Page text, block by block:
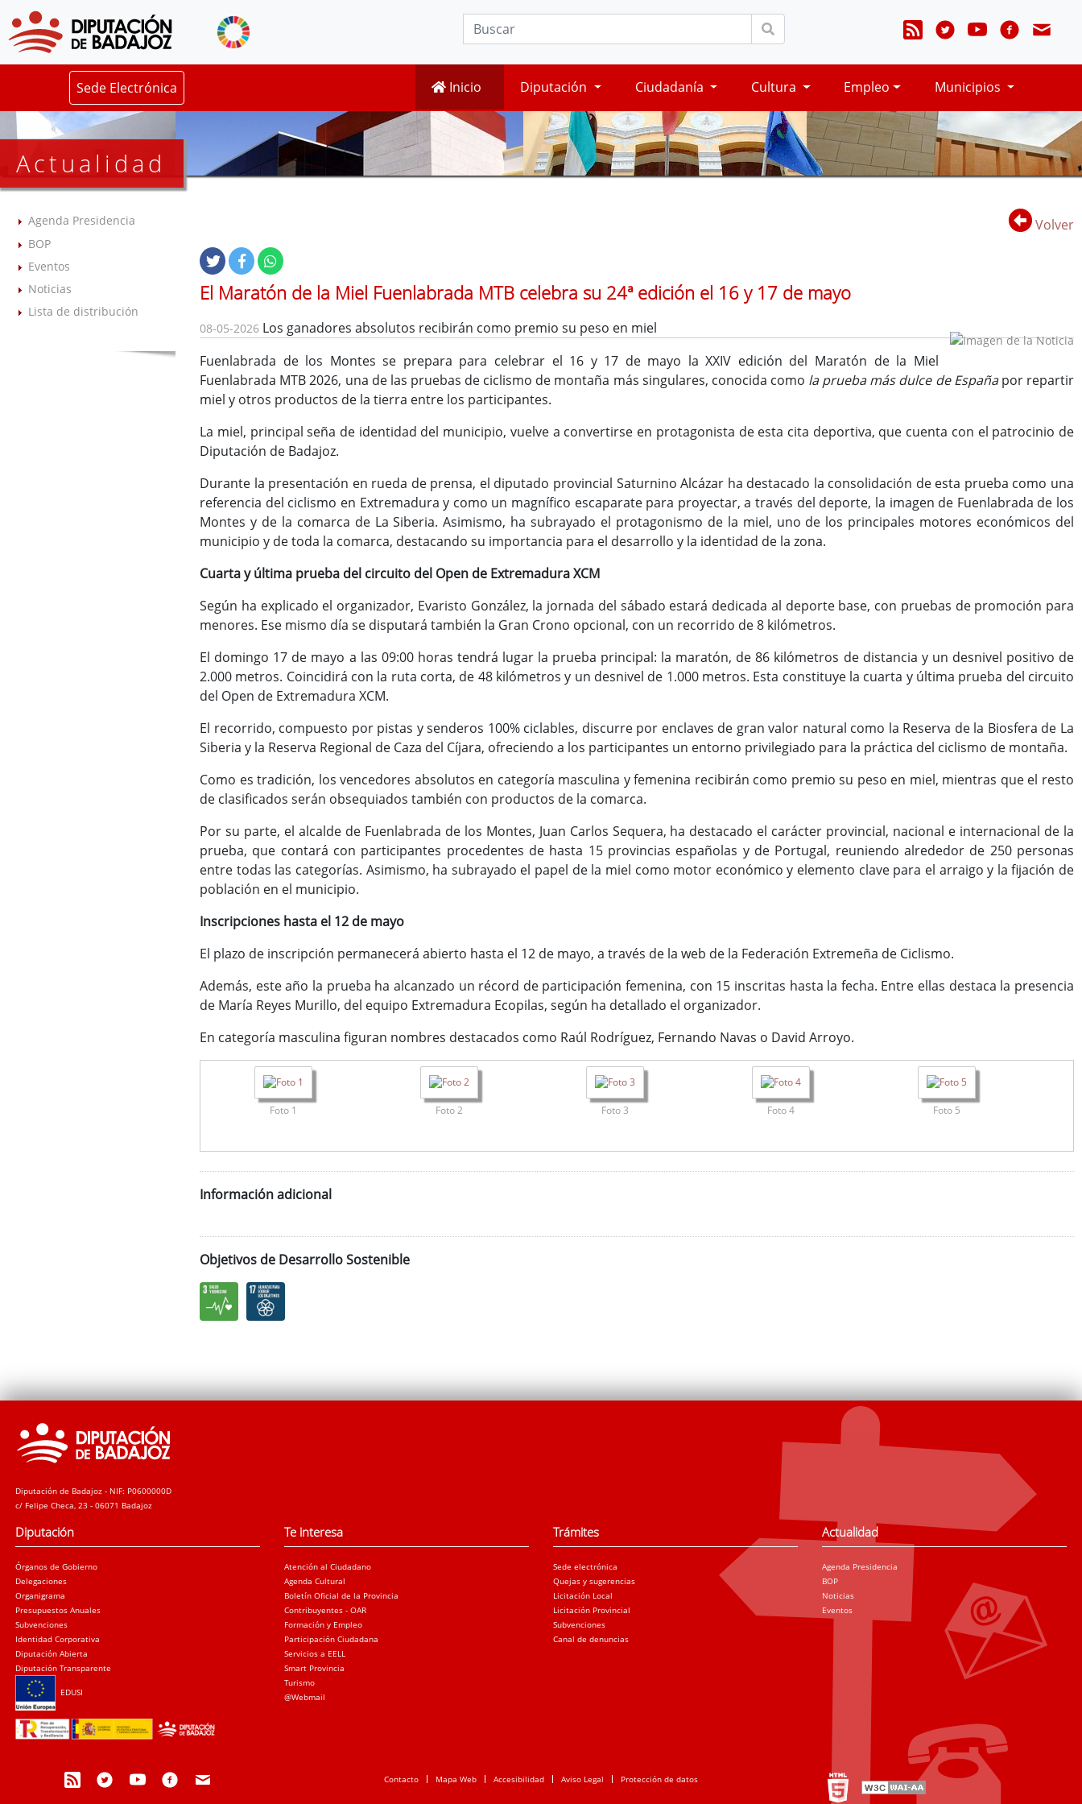
Sede Electrónica Inicio Diputación Ciudadanía Cultura Empleo Municipios
Actualidad
Agenda Presidencia
BOP
Eventos
Noticias
Lista de distribución
Volver
El Maratón de la Miel Fuenlabrada MTB celebra su 24ª edición el 16 y 17 de mayo
08-05-2026 Los ganadores absolutos recibirán como premio su peso en miel
Fuenlabrada de los Montes se prepara para celebrar el 16 y 17 de mayo la XXIV edición del Maratón de la Miel
Fuenlabrada MTB 2026, una de las pruebas de ciclismo de montaña más singulares, conocida como la prueba más dulce de Españapor repartir
miel y otros productos de la tierra entre los participantes.
La miel, principal seña de identidad del municipio, vuelve a convertirse en protagonista de esta cita deportiva, que cuenta con el patrocinio de
Diputación de Badajoz.
Durante la presentación en rueda de prensa, el diputado provincial Saturnino Alcázar ha destacado la consolidación de esta prueba como una
referencia del ciclismo en Extremadura y como un magnífico escaparate para proyectar, a través del deporte, la imagen de Fuenlabrada de los
Montes y de la comarca de La Siberia. Asimismo, ha subrayado el protagonismo de la miel, uno de los principales motores económicos del
municipio y de toda la comarca, destacando su importancia para el desarrollo y la identidad de la zona.
Cuarta y última prueba del circuito del Open de Extremadura XCM
Según ha explicado el organizador, Evaristo González, la jornada del sábado estará dedicada al deporte base, con pruebas de promoción para
menores. Ese mismo día se disputará también la Gran Crono opcional, con un recorrido de 8 kilómetros.
El domingo 17 de mayo a las 09:00 horas tendrá lugar la prueba principal: la maratón, de 86 kilómetros de distancia y un desnivel positivo de
2.000 metros. Coincidirá con la ruta corta, de 48 kilómetros y un desnivel de 1.000 metros. Esta constituye la cuarta y última prueba del circuito
del Open de Extremadura XCM.
El recorrido, compuesto por pistas y senderos 100% ciclables, discurre por enclaves de gran valor natural como la Reserva de la Biosfera de La
Siberia y la Reserva Regional de Caza del Cíjara, ofreciendo a los participantes un entorno privilegiado para la práctica del ciclismo de montaña.
Como es tradición, los vencedores absolutos en categoría masculina y femenina recibirán como premio su peso en miel, mientras que el resto
de clasificados serán obsequiados también con productos de la comarca.
Por su parte, el alcalde de Fuenlabrada de los Montes, Juan Carlos Sequera, ha destacado el carácter provincial, nacional e internacional de la
prueba, que contará con participantes procedentes de hasta 15 provincias españolas y de Portugal, reuniendo alrededor de 250 personas
entre todas las categorías. Asimismo, ha subrayado el papel de la miel como motor económico y elemento clave para el arraigo y la fijación de
población en el municipio.
Inscripciones hasta el 12 de mayo
El plazo de inscripción permanecerá abierto hasta el 12 de mayo, a través de la web de la Federación Extremeña de Ciclismo.
Además, este año la prueba ha alcanzado un récord de participación femenina, con 15 inscritas hasta la fecha. Entre ellas destaca la presencia
de María Reyes Murillo, del equipo Extremadura Ecopilas, según ha detallado el organizador.
En categoría masculina figuran nombres destacados como Raúl Rodríguez, Fernando Navas o David Arroyo.
Foto 1 Foto 2 Foto 3 Foto 4 Foto 5
Información adicional
Objetivos de Desarrollo Sostenible
Diputación de Badajoz - NIF: P0600000D
c/ Felipe Checa, 23 - 06071 Badajoz
Diputación
Órganos de Gobierno
Delegaciones
Organigrama
Presupuestos Anuales
Subvenciones
Identidad Corporativa
Diputación Abierta
Diputación Transparente
EDUSI
Te interesa
Atención al Ciudadano
Agenda Cultural
Boletín Oficial de la Provincia
Contribuyentes - OAR
Formación y Empleo
Participación Ciudadana
Servicios a EELL
Smart Provincia
Turismo
@Webmail
Trámites
Sede electrónica
Quejas y sugerencias
Licitación Local
Licitación Provincial
Subvenciones
Canal de denuncias
Actualidad
Agenda Presidencia
BOP
Noticias
Eventos
Contacto Mapa Web Accesibilidad Aviso Legal Protección de datos